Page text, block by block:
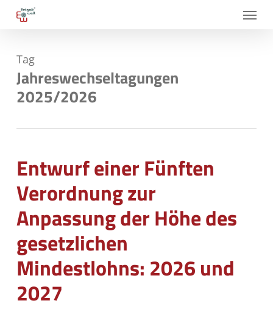
Skip
content
Menu
Tag
Jahreswechseltagungen
2025/2026
Entwurf einer Fünften
Verordnung zur
Anpassung der Höhe des
gesetzlichen
Mindestlohns: 2026 und
2027